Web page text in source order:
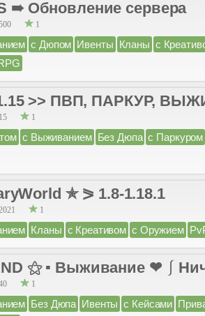
➠ Обновление сервера
1
с Дюпом Ивенты Кланы с
>> ПВП, ПАРКУР,
1
с Выживанием Без Дюпа с Паркуром
✯ ⪖ 1.8-1.18.1
1
Кланы с Креативом с Оружием
⚝ ▪ Выживание ❤ ⎰
1
Без Дюпа Ивенты с Кейсами